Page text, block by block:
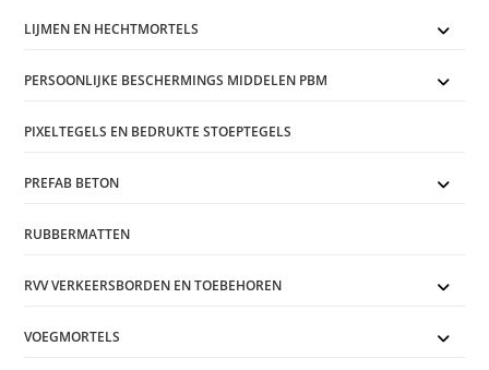
LIJMEN EN HECHTMORTELS
PERSOONLIJKE BESCHERMINGS MIDDELEN PBM
PIXELTEGELS EN BEDRUKTE STOEPTEGELS
PREFAB BETON
RUBBERMATTEN
RVV VERKEERSBORDEN EN TOEBEHOREN
VOEGMORTELS